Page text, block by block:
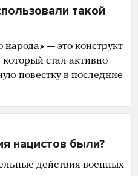
такой
народа» — это конструкт
который стал активно
повестку в последние
нацистов были?
действия военных